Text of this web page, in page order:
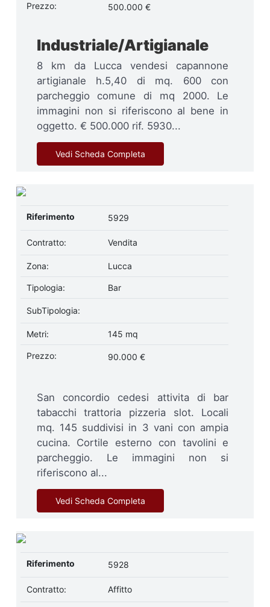
Prezzo: 500.000 €
Industriale/Artigianale
8 km da Lucca vendesi capannone
artigianale h.5,40 di mq. 600 con
parcheggio comune di mq 2000. Le
immagini non si riferiscono al bene in
oggetto. € 500.000 rif. 5930...
Vedi Scheda Completa
Riferimento 5929
Contratto: Vendita
Zona: Lucca
Tipologia: Bar
SubTipologia:
Metri: 145 mq
Prezzo: 90.000 €
San concordio cedesi attivita di bar
tabacchi trattoria pizzeria slot. Locali
mq. 145 suddivisi in 3 vani con ampia
cucina. Cortile esterno con tavolini e
parcheggio. Le immagini non si
riferiscono al...
Vedi Scheda Completa
Riferimento 5928
Contratto: Affitto